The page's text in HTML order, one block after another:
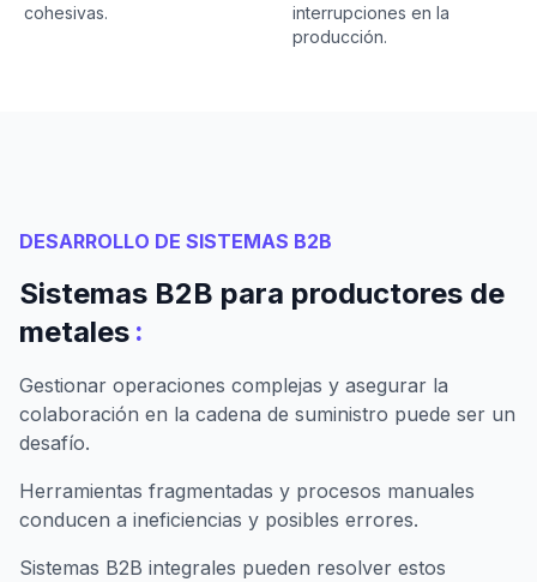
cohesivas.
interrupciones en la
producción.
DESARROLLO DE SISTEMAS B2B
Sistemas B2B para productores de
metales :
Gestionar operaciones complejas y asegurar la
colaboración en la cadena de suministro puede ser un
desafío.
Herramientas fragmentadas y procesos manuales
conducen a ineficiencias y posibles errores.
Sistemas B2B integrales pueden resolver estos